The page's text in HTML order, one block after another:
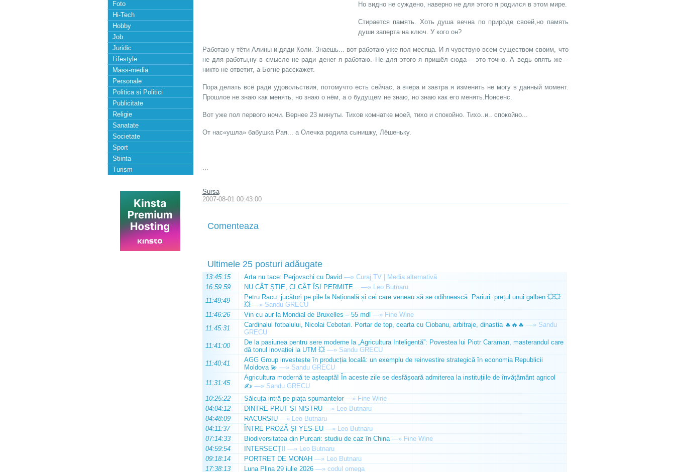
Foto
Hi-Tech
Hobby
Job
Juridic
Lifestyle
Mass-media
Personale
Politica si Politici
Publicitate
Religie
Sanatate
Societate
Sport
Stiinta
Turism
Но видно не суждено, наверно не для этого я родился в этом мире.
Стирается память. Хоть душа вечна по природе своей,но память
души заперта на ключ. У кого он?
Работаю у тёти Алины и дяди Коли. Знаешь... вот работаю уже пол месяца. И я чувствую всем существом своим, что
не для работы,ну в смысле не ради денег я работаю. Не для этого я пришёл сюда – это точно. А ведь опять же –
никто не ответит, а Богне расскажет.
Пора делать всё ради удовольствия, потомучто есть сейчас, а вчера и завтра я изменить не могу в данный момент.
Прошлое не знаю как менять, но знаю о нём, а о будущем не знаю, но знаю как его менять.Нонсенс.
Вот уже пол первого ночи. Вернее 23 минуты. Тихов комнатке моей, тихо и спокойно. Тихо..и.. спокойно...
От нас«ушла» бабушка Рая... а Олечка родила сынишку, Лёшеньку.
...
Sursa
2007-08-01 00:43:00
Comenteaza
Ultimele 25 posturi adăugate
13:45:15 Arta nu tace: Perjovschi cu David —» Curaj.TV | Media alternativă
16:59:59
NU CÂT ȘTIE, CI CÂT ÎȘI PERMITE... —» Leo Butnaru
11:49:49
Petru Racu: jucători pe pile la Națională și cei care veneau să se odihnească. Pariuri: prețul unui galben 💥💥
💥 —» Sandu GRECU
11:46:26
Vin cu aur la Mondial de Bruxelles – 55 mdl —» Fine Wine
11:45:31
Cardinalul fotbalului, Nicolai Cebotari. Portar de top, cearta cu Ciobanu, arbitraje, dinastia 🔥🔥🔥 —» Sandu
GRECU
11:41:00
De la pasiunea pentru sere moderne la „Agricultura Inteligentă”: Povestea lui Piotr Caraman, masterandul care
dă tonul inovației la UTM 💥 —» Sandu GRECU
11:40:41
AGG Group investește în producția locală: un exemplu de reinvestire strategică în economia Republicii
Moldova 💫 —» Sandu GRECU
11:31:45
Agricultura modernă te așteaptă! În aceste zile se desfășoară admiterea la instituțiile de învățământ agricol
✍️ —» Sandu GRECU
10:25:22
Sălcuța intră pe piața spumantelor —» Fine Wine
04:04:12
DINTRE PRUT ȘI NISTRU —» Leo Butnaru
04:48:09
RACURSIU —» Leo Butnaru
04:11:37
ÎNTRE PROZĂ ȘI YES-EU —» Leo Butnaru
07:14:33
Biodiversitatea din Purcari: studiu de caz în China —» Fine Wine
04:59:54
INTERSECȚII —» Leo Butnaru
09:18:14
PORTRET DE MONAH —» Leo Butnaru
17:38:13
Luna Plina 29 iulie 2026 —» codul omega